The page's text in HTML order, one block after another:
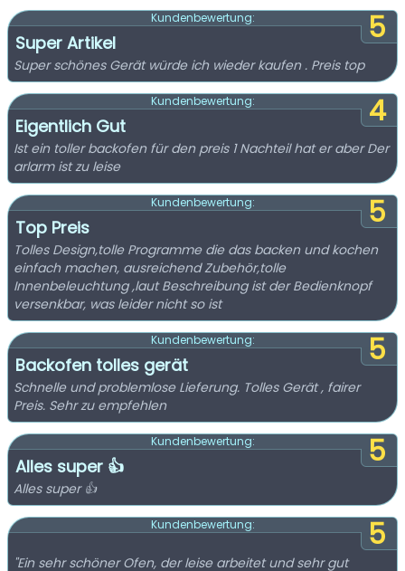
5
Kundenbewertung:
Super Artikel
Super schönes Gerät würde ich wieder kaufen . Preis top
4
Kundenbewertung:
Eigentlich Gut
Ist ein toller backofen für den preis 1 Nachteil hat er aber Der
arlarm ist zu leise
5
Kundenbewertung:
Top Preis
Tolles Design,tolle Programme die das backen und kochen
einfach machen, ausreichend Zubehör,tolle
Innenbeleuchtung ,laut Beschreibung ist der Bedienknopf
versenkbar, was leider nicht so ist
5
Kundenbewertung:
Backofen tolles gerät
Schnelle und problemlose Lieferung. Tolles Gerät , fairer
Preis. Sehr zu empfehlen
5
Kundenbewertung:
Alles super 👍
Alles super 👍
5
Kundenbewertung:
"Ein sehr schöner Ofen, der leise arbeitet und sehr gut